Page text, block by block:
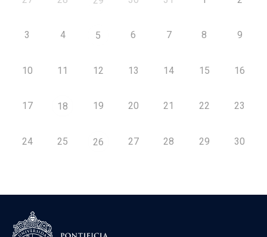
3 4 5 6 7 8 9
10 11 12 13 14 15 16
17 18 19 20 21 22 23
24 25 26 27 28 29 30